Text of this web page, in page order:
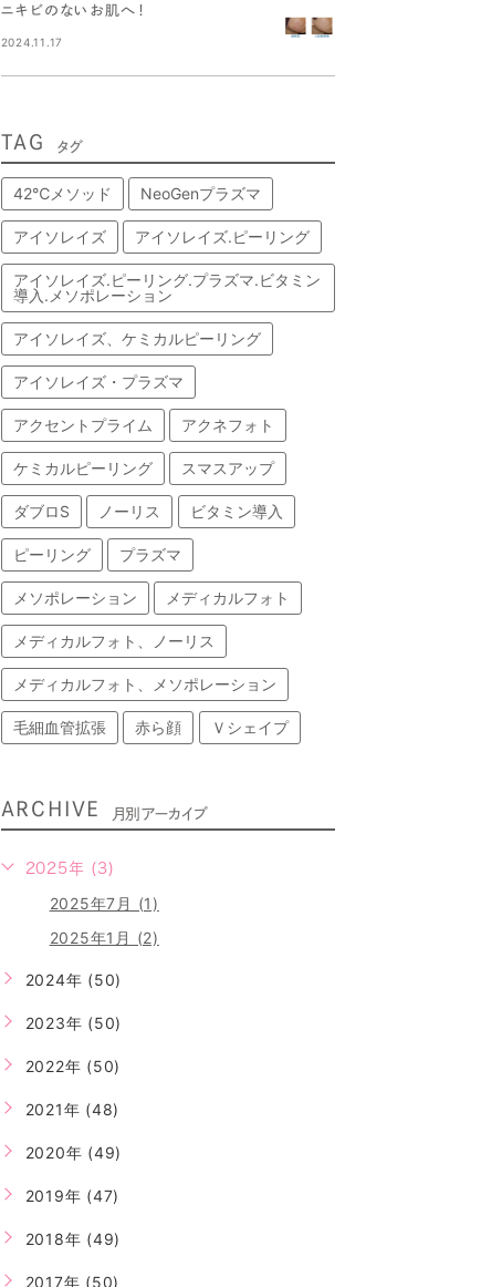
ニキビのないお肌へ！
2024.11.17
TAG タグ
42℃メソッド NeoGenプラズマ
アイソレイズ アイソレイズ.ピーリング
アイソレイズ.ピーリング.プラズマ.ビタミン
導入.メソポレーション
アイソレイズ、ケミカルピーリング
アイソレイズ・プラズマ
アクセントプライム アクネフォト
ケミカルピーリング スマスアップ
ダブロS ノーリス ビタミン導入
ピーリング プラズマ
メソポレーション メディカルフォト
メディカルフォト、ノーリス
メディカルフォト、メソポレーション
毛細血管拡張 赤ら顔 Ｖシェイプ
ARCHIVE 月別アーカイブ
2025年 (3)
2025年7月 (1)
2025年1月 (2)
2024年 (50)
2023年 (50)
2022年 (50)
2021年 (48)
2020年 (49)
2019年 (47)
2018年 (49)
2017年 (50)